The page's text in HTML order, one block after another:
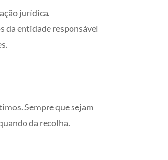
jurídica.
da entidade responsável
Sempre que sejam
da recolha.